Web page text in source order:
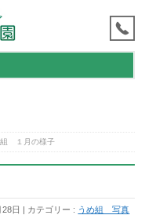
組 １月の様子
日 カテゴリー : うめ組 写真